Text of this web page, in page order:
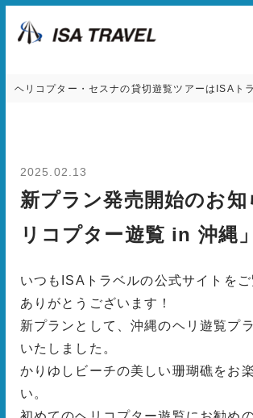
ヘリコプター・セスナの貸切遊覧ツアーはISAト
2025.02.13
新プラン発売開始のお知
リコプター遊覧 in 沖縄」
いつもISAトラベルの公式サイトをご
ありがとうございます！
新プランとして、沖縄のヘリ遊覧プ
いたしました。
かりゆしビーチの美しい珊瑚礁をお
い。